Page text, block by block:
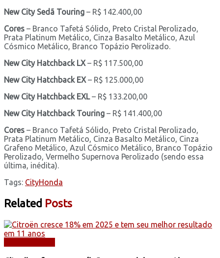
New City Sedã Touring – R$ 142.400,00
Cores – Branco Tafetá Sólido, Preto Cristal Perolizado,
Prata Platinum Metálico, Cinza Basalto Metálico, Azul
Cósmico Metálico, Branco Topázio Perolizado.
New City Hatchback LX– R$ 117.500,00
New City Hatchback EX– R$ 125.000,00
New City Hatchback EXL– R$ 133.200,00
New City Hatchback Touring – R$ 141.400,00
Cores – Branco Tafetá Sólido, Preto Cristal Perolizado,
Prata Platinum Metálico, Cinza Basalto Metálico, Cinza
Grafeno Metálico, Azul Cósmico Metálico, Branco Topázio
Perolizado, Vermelho Supernova Perolizado (sendo essa
última, inédita).
Tags: CityHonda
Related Posts